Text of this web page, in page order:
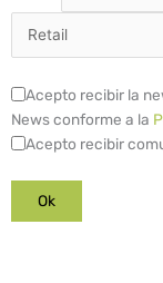
Acepto recibir la
News conforme a la
Acepto recibir